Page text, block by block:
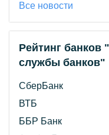
Все новости
Рейтинг банков
службы банков"
СберБанк
ВТБ
ББР Банк